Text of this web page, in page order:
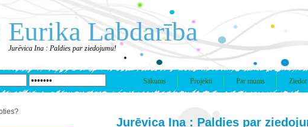
Eurika Labdarība
Jurēvica Ina : Paldies par ziedojumu!
Sākums Projekti Par mums Ziedot
Jurēvica Ina : Paldies par